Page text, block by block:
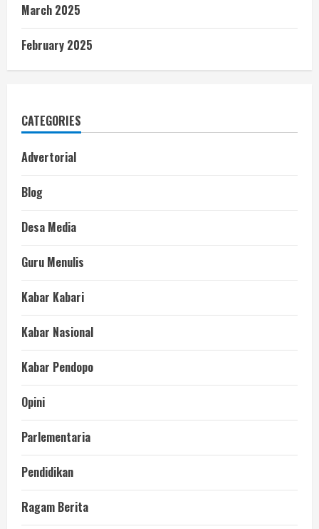
March 2025
February 2025
CATEGORIES
Advertorial
Blog
Desa Media
Guru Menulis
Kabar Kabari
Kabar Nasional
Kabar Pendopo
Opini
Parlementaria
Pendidikan
Ragam Berita